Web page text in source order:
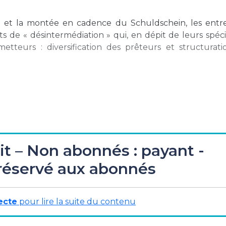
et la montée en cadence du Schuldschein, les
de « désintermédiation » qui, en dépit de leurs
: diversification des prêteurs et
– Non abonnés : payant -
aux abonnés
pour lire la suite du contenu